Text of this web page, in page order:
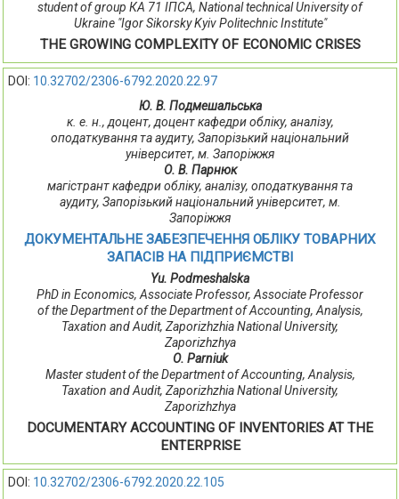
student of group КА 71 ІПСА, National technical University of
Ukraine "Igor Sikorsky Kyiv Politechnic Institute"
THE GROWING COMPLEXITY OF ECONOMIC CRISES
DOI: 10.32702/2306-6792.2020.22.97
Ю. В. Подмешальська
к. е. н., доцент, доцент кафедри обліку, аналізу,
оподаткування та аудиту, Запорізький національний
університет, м. Запоріжжя
О. В. Парнюк
магістрант кафедри обліку, аналізу, оподаткування та
аудиту, Запорізький національний університет, м.
Запоріжжя
ДОКУМЕНТАЛЬНЕ ЗАБЕЗПЕЧЕННЯ ОБЛІКУ ТОВАРНИХ
ЗАПАСІВ НА ПІДПРИЄМСТВІ
Yu. Podmeshalska
PhD in Economics, Associate Professor, Associate Professor
of the Department of the Department of Accounting, Analysis,
Taxation and Audit, Zaporizhzhia National University,
Zaporizhzhya
О. Parniuk
Master student of the Department of Accounting, Analysis,
Taxation and Audit, Zaporizhzhia National University,
Zaporizhzhya
DOCUMENTARY ACCOUNTING OF INVENTORIES AT THE
ENTERPRISE
DOI: 10.32702/2306-6792.2020.22.105